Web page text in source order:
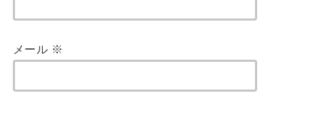
メール ※